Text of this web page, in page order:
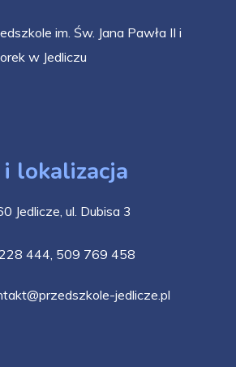
im. Św. Jana Pawła II i
w Jedliczu
lokalizacja
Jedlicze, ul. Dubisa 3
444 509 769 458
jedlicze.pl